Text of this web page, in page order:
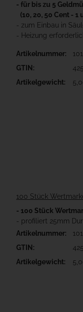
- für bis zu 5
(10, 20, 50 Cent - 1
- zum Einbau in
- Heizung
Artikelnummer:
GTIN:
Artikelgewicht:
100 Stück
- 100 Stück
- profiliert 25mm
Artikelnummer:
GTIN:
Artikelgewicht: